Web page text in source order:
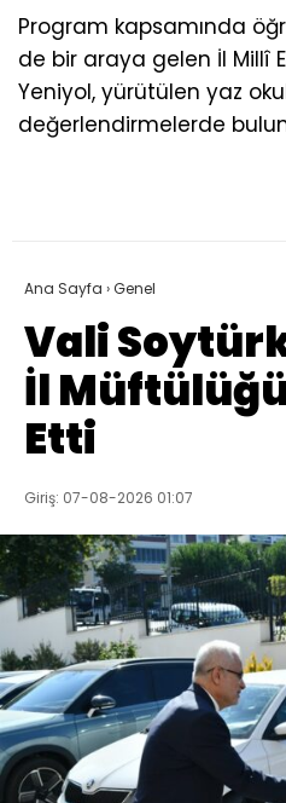
Program kapsamında
de bir araya gelen İl Millî
Yeniyol, yürütülen yaz
değerlendirmelerde
Ana Sayfa ›Genel
Vali
İl
Etti
Giriş: 07-08-2026 01:07